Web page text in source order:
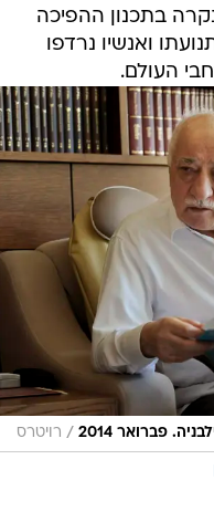
בתכנון ההפיכה
ואנשיו נרדפו
העולם.
פברואר 2014 / רויטרס